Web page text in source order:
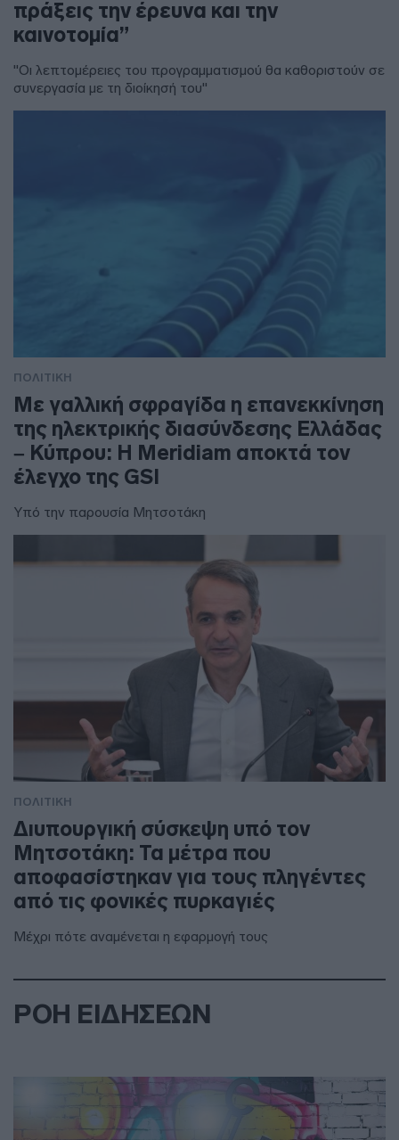
πράξεις την έρευνα και την
καινοτομία”
"Οι λεπτομέρειες του προγραμματισμού θα καθοριστούν σε
συνεργασία με τη διοίκησή του"
ΠΟΛΙΤΙΚΗ
Με γαλλική σφραγίδα η επανεκκίνηση
της ηλεκτρικής διασύνδεσης Ελλάδας
– Κύπρου: Η Meridiam αποκτά τον
έλεγχο της GSI
Υπό την παρουσία Μητσοτάκη
ΠΟΛΙΤΙΚΗ
Διυπουργική σύσκεψη υπό τον
Μητσοτάκη: Τα μέτρα που
αποφασίστηκαν για τους πληγέντες
από τις φονικές πυρκαγιές
Μέχρι πότε αναμένεται η εφαρμογή τους
ΡΟΗ ΕΙΔΗΣΕΩΝ